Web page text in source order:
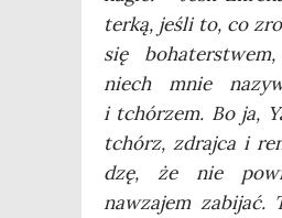
ter­ką, jeśli to, co
się
niech mnie
i tchó­rzem. Bo ja,
tchórz, zdraj­ca i
dzę, że nie
nawza­jem zabi­jać.